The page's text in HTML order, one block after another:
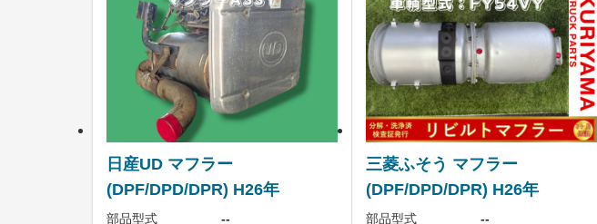
日産UD マフラー
(DPF/DPD/DPR) H26年
部品型式 --
三菱ふそう マフラー
(DPF/DPD/DPR) H26年
部品型式 --